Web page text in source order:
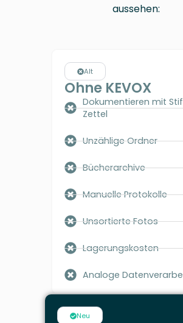
aussehen:
Alt
Ohne KEVOX
Dokumentieren mit
Zettel
Unzählige Ordner
Bücherarchive
Manuelle Protokolle
Unsortierte Fotos
Lagerungskosten
Analoge
Neu